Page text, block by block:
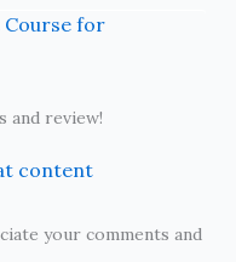
Course for
and review!
content
your comments and